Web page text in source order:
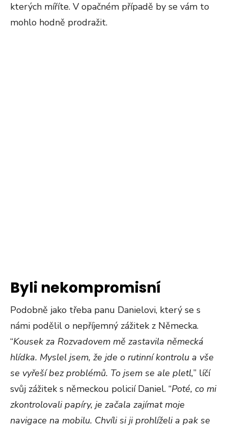
kterých míříte. V opačném případě by se vám to
mohlo hodně prodražit.
Byli nekompromisní
Podobně jako třeba panu Danielovi, který se s
námi podělil o nepříjemný zážitek z Německa.
“Kousek za Rozvadovem mě zastavila německá
hlídka. Myslel jsem, že jde o rutinní kontrolu a vše
se vyřeší bez problémů. To jsem se ale pletl,” líčí
svůj zážitek s německou policií Daniel. “Poté, co mi
zkontrolovali papíry, je začala zajímat moje
navigace na mobilu. Chvíli si ji prohlíželi a pak se